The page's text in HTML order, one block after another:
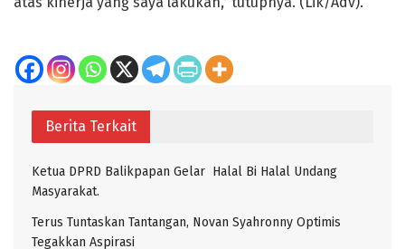
Berita Terkait
Ketua DPRD Balikpapan Gelar Halal Bi Halal Undang
Masyarakat.
Terus Tuntaskan Tantangan, Novan Syahronny Optimis
Tegakkan Aspirasi